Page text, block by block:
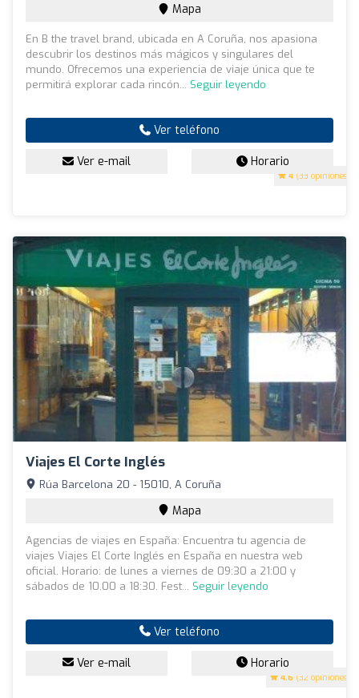
4 (33 opiniones)
Mapa
En B the travel brand, ubicada en A Coruña, nos apasiona
descubrir los destinos más mágicos y singulares del
mundo. Ofrecemos una experiencia de viaje única que te
permitirá explorar cada rincón... Seguir leyendo
Ver teléfono
Ver e-mail Horario
Viajes El Corte Inglés
4.6 (32 opiniones)
Rúa Barcelona 20 - 15010, A Coruña
Mapa
Agencias de viajes en España: Encuentra tu agencia de
viajes Viajes El Corte Inglés en España en nuestra web
oficial. Horario: de lunes a viernes de 09:30 a 21:00 y
sábados de 10.00 a 18:30. Fest... Seguir leyendo
Ver teléfono
Ver e-mail Horario